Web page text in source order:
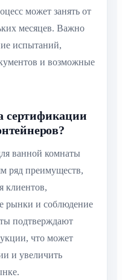
может занять от
месяцев. Важно
испытаний,
и возможные
сертификации
ванной комнаты
ряд преимуществ,
клиентов,
рынки и соблюдение
подтверждают
что может
и увеличить